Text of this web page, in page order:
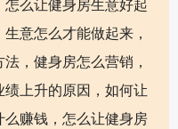
意怎么才能做起来，
，健身房怎么营销，
上升的原因，如何让
赚钱，怎么让健身房